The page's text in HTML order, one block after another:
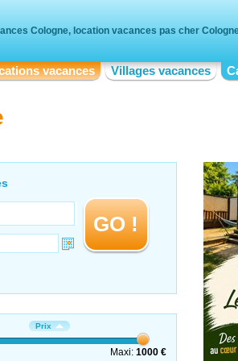
Cologne, location vacances pas cher
vacances Villages vacances
GO !
Prix
Maxi:1000 €